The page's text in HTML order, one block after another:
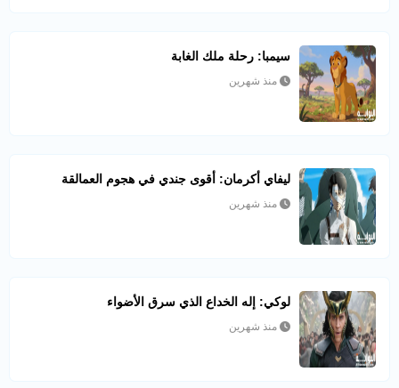
سيمبا: رحلة ملك الغابة
منذ شهرين
ليفاي أكرمان: أقوى جندي في هجوم العمالقة
منذ شهرين
لوكي: إله الخداع الذي سرق الأضواء
منذ شهرين